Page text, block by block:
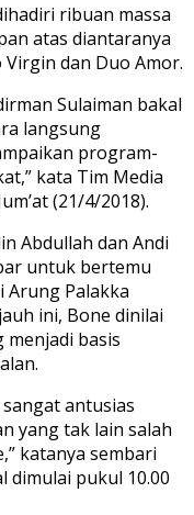
ribuan massa
atas diantaranya
Virgin dan Duo Amor.
Sulaiman bakal
langsung
program-
kata Tim Media
(21/4/2018).
Abdullah dan Andi
untuk bertemu
Arung Palakka
ini, Bone dinilai
menjadi basis
antusias
yang tak lain salah
katanya sembari
dimulai pukul 10.00